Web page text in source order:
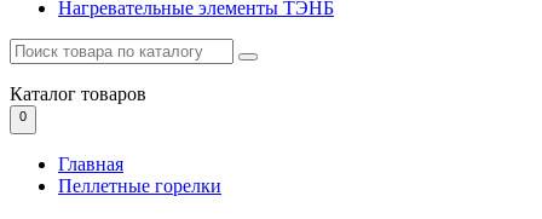
Нагревательные элементы ТЭНБ
Каталог товаров
0
Главная
Пеллетные горелки